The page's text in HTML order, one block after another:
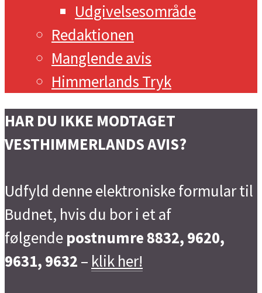
Udgivelsesområde
Redaktionen
Manglende avis
Himmerlands Tryk
HAR DU IKKE MODTAGET
VESTHIMMERLANDS AVIS?
Udfyld denne elektroniske formular til
Budnet, hvis du bor i et af
følgende postnumre 8832, 9620,
9631, 9632 – klik her!